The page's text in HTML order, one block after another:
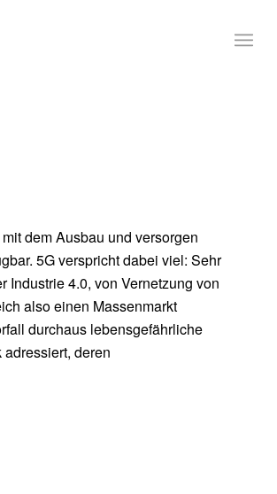
dem Ausbau und versorgen
5G verspricht dabei viel: Sehr
Industrie 4.0, von Vernetzung von
also einen Massenmarkt
durchaus lebensgefährliche
deren